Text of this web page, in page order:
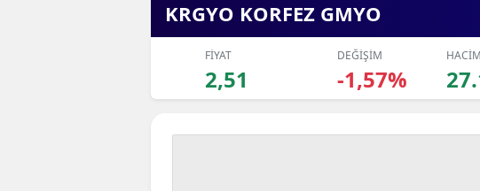
KRGYO KORFEZ GMYO
FİYAT
2,51
DEĞİŞİM
-1,57%